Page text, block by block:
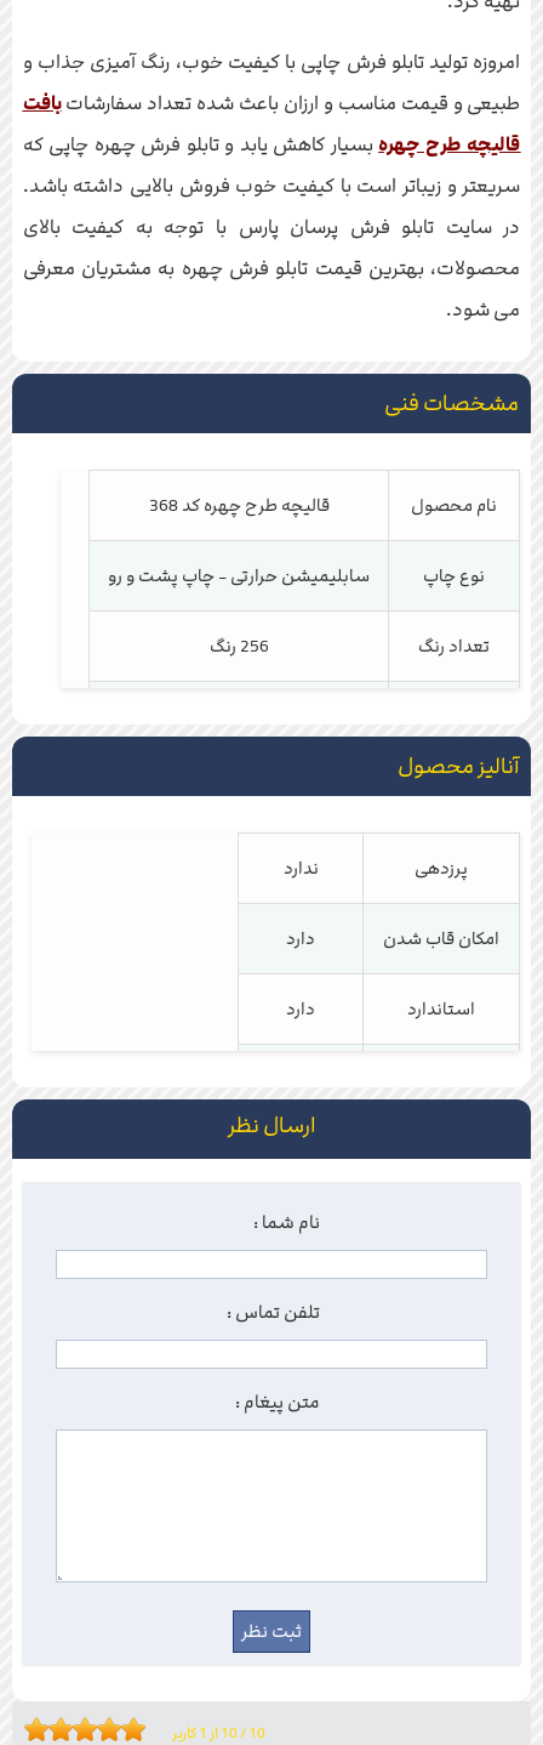
امروزه تولید تابلو فرش چاپی با کیفیت خوب، رنگ آمیزی جذاب و
طبیعی و قیمت مناسب و ارزان باعث شده تعداد سفارشاتبافت
قالیچه طرح چهرهبسیار کاهش یابد و تابلو فرش چهره چاپی که
سریعتر و زیباتر است با کیفیت خوب فروش بالایی داشته باشد.
در سایت تابلو فرش پرسان پارس با توجه به کیفیت بالای
محصولات، بهترین قیمت تابلو فرش چهره به مشتریان معرفی
می شود.
مشخصات فنی
نام محصول قالیچه طرح چهره کد 368
نوع چاپ سابلیمیشن حرارتی - چاپ پشت و رو
تعداد رنگ 256 رنگ
طول نخ خاب
ابریشم مصنوعی
شانه فرش
تراکم
آنالیز محصول
پرزدهی ندارد
امکان قاب شدن دارد
استاندارد دارد
ارسال نظر
نام شما :
تلفن تماس :
متن پیغام :
10/10 از 1کاربر